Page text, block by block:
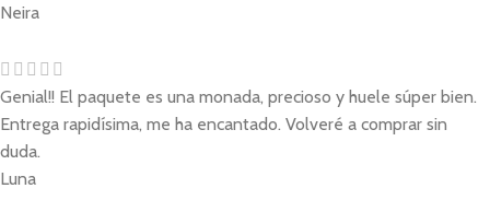
Neira
Genial!! El paquete es una monada, precioso y huele súper bien.
Entrega rapidísima, me ha encantado. Volveré a comprar sin
duda.
Luna